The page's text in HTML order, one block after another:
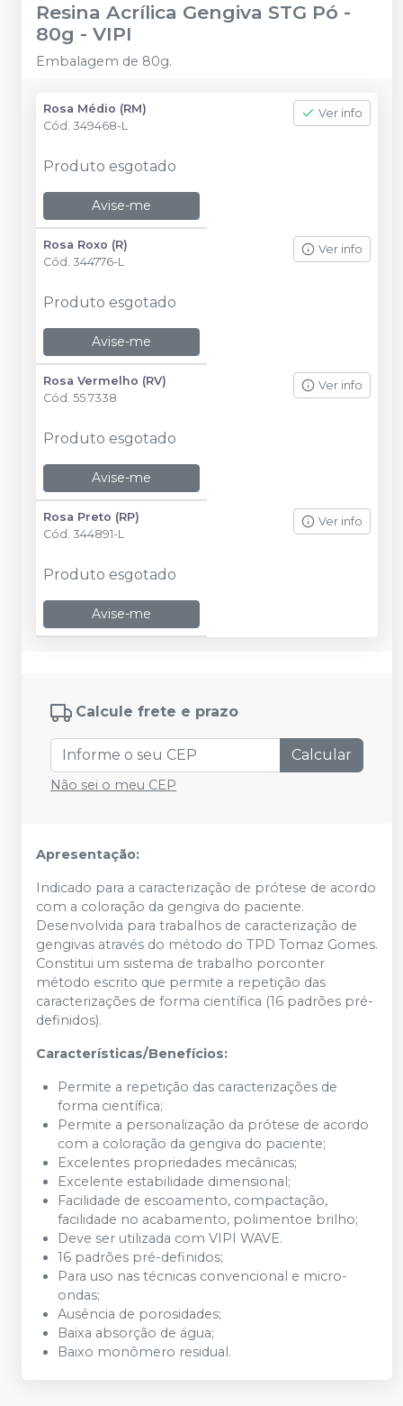
Resina Acrílica Gengiva STG Pó -
80g - VIPI
Embalagem de 80g.
Rosa Médio (RM)
Cód. 349468-L
Ver info
Produto esgotado
Avise-me
Rosa Roxo (R)
Cód. 344776-L
Ver info
Produto esgotado
Avise-me
Rosa Vermelho (RV)
Cód. 55.7338
Ver info
Produto esgotado
Avise-me
Rosa Preto (RP)
Cód. 344891-L
Ver info
Produto esgotado
Avise-me
Calcule frete e prazo
Calcular
Não sei o meu CEP
Apresentação:
Indicado para a caracterização de prótese de acordo
com a coloração da gengiva do paciente.
Desenvolvida para trabalhos de caracterização de
gengivas através do método do TPD Tomaz Gomes.
Constitui um sistema de trabalho porconter
método escrito que permite a repetição das
caracterizações de forma científica (16 padrões pré-
definidos).
Características/Benefícios:
Permite a repetição das caracterizações de
forma científica;
Permite a personalização da prótese de acordo
com a coloração da gengiva do paciente;
Excelentes propriedades mecânicas;
Excelente estabilidade dimensional;
Facilidade de escoamento, compactação,
facilidade no acabamento, polimentoe brilho;
Deve ser utilizada com VIPI WAVE.
16 padrões pré-definidos;
Para uso nas técnicas convencional e micro-
ondas;
Ausência de porosidades;
Baixa absorção de água;
Baixo monômero residual.